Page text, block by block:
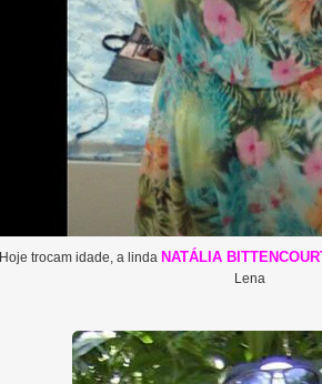
Hoje trocam idade, a linda NATÁLIA
Lena